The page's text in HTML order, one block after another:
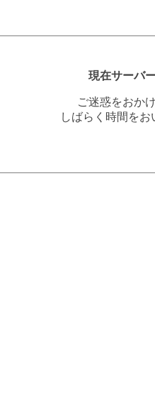
現在サーバ
ご迷惑をおか
しばらく時間を